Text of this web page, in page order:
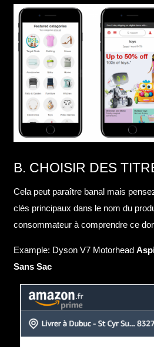
B. CHOISIR DES
Cela peut paraître banal mais
clés principaux dans le nom du
consommateur à comprendre ce
Example: Dyson V7 Motorhead
Sans Sac